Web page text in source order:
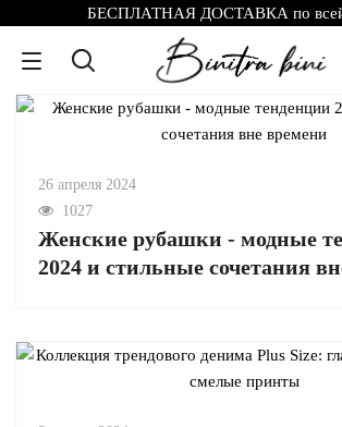
БЕСПЛАТНАЯ ДОСТАВКА по всей
26 апреля 2024
1027
Женские рубашки - модные
2024 и стильные сочетания